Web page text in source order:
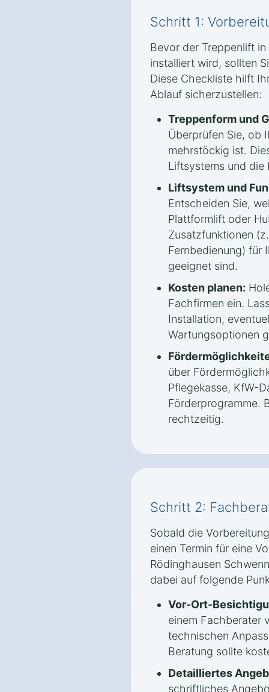
Schritt 1:
Bevor der Treppenlift
installiert wird, sollten
Diese Checkliste hilft
Ablauf sicherzustellen:
Treppenform und
Überprüfen Sie, ob
mehrstöckig ist.
Liftsystems und die
Liftsystem und
Entscheiden Sie,
Plattformlift oder
Zusatzfunktionen
Fernbedienung) für
geeignet sind.
Kosten planen:
Fachfirmen ein.
Installation,
Wartungsoptionen
über
Pflegekasse, KfW-
Förderprogramme.
rechtzeitig.
Schritt 2:
Sobald die
einen Termin für eine
Rödinghausen
dabei auf folgende
Vor-Ort-
einem Fachberater
technischen
Beratung sollte
Detailliertes
schriftliches